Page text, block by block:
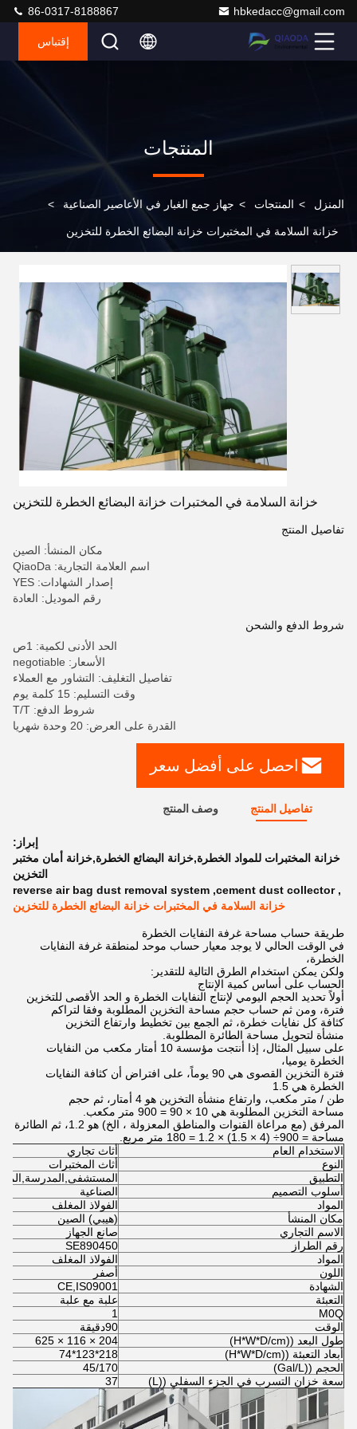
hbkedacc@gmail.com
86-0317-8188867
إقتباس
المنتجات
المنزل > المنتجات > جهاز جمع الغبار في الأعاصير الصناعية >
خزانة السلامة في المختبرات خزانة البضائع الخطرة للتخزين
خزانة السلامة في المختبرات خزانة البضائع الخطرة للتخزين
تفاصيل المنتج
مكان المنشأ: الصين
اسم العلامة التجارية: QiaoDa
إصدار الشهادات: YES
رقم الموديل: العادة
شروط الدفع والشحن
الحد الأدنى لكمية: 1ص
الأسعار: negotiable
تفاصيل التغليف: التشاور مع العملاء
وقت التسليم: 15 كلمة يوم
شروط الدفع: T/T
القدرة على العرض: 20 وحدة شهريا
احصل على أفضل سعر
تفاصيل المنتج وصف المنتج
إبراز:
خزانة المختبرات للمواد الخطرة,خزانة البضائع الخطرة,خزانة أمان مختبر
التخزين
,
cement dust collector
,
reverse air bag dust removal system
خزانة السلامة في المختبرات خزانة البضائع الخطرة للتخزين
طريقة حساب مساحة غرفة النفايات الخطرة
في الوقت الحالي لا يوجد معيار حساب موحد لمنطقة غرفة النفايات
الخطرة،
ولكن يمكن استخدام الطرق التالية للتقدير:
الحساب على أساس كمية الإنتاج
أولاً تحديد الحجم اليومي لإنتاج النفايات الخطرة و الحد الأقصى للتخزين
فترة، ومن ثم حساب حجم مساحة التخزين المطلوبة وفقا لتراكم
كثافة كل نفايات خطرة، ثم الجمع بين تخطيط وارتفاع التخزين
منشأة لتحويل مساحة الطائرة المطلوبة.
على سبيل المثال، إذا أنتجت مؤسسة 10 أمتار مكعب من النفايات
الخطرة يوميا،
فترة التخزين القصوى هي 90 يوماً، على افتراض أن كثافة النفايات
الخطرة هي 1.5
طن / متر مكعب، وارتفاع منشأة التخزين هو 4 أمتار، ثم حجم
مساحة التخزين المطلوبة هي 10 × 90 = 900 متر مكعب.
المرفق (مع مراعاة القنوات والمناطق المعزولة ، الخ) هو 1.2، ثم الطائرة
مساحة = 900÷ (4 × 1.5) × 1.2 = 180 متر مربع.
الاستخدام العام
أثاث تجاري
النوع
أثاث المختبرات
التطبيق
أسلوب التصميم
الصناعية
المواد
الفولاذ المغلف
مكان المنشأ
(هيبي) الصين
الاسم التجاري
صانع الجهاز
رقم الطراز
SE890450
المواد
الفولاذ المغلف
اللون
أصفر
الشهادة
CE,IS09001
التعبئة
علبة مع علبة
M0Q
1
الوقت
90دقيقة
طول البعد ((H*W*D/cm)
204 × 116 × 625
أبعاد التعبئة ((H*W*D/cm)
218*123*74
الحجم ((Gal/L)
45/170
سعة خزان التسرب في الجزء السفلي ((L)
37